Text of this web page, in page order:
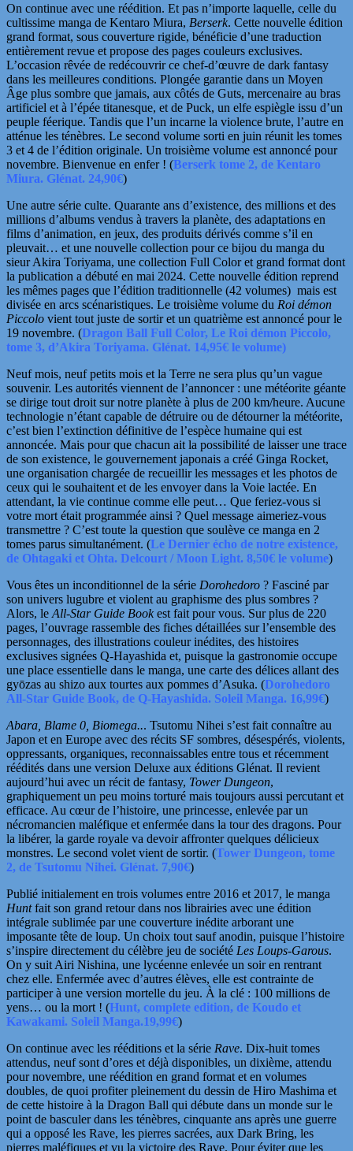
On continue avec une réédition. Et pas n’importe laquelle, celle du
cultissime manga de Kentaro Miura, Berserk. Cette nouvelle édition
grand format, sous couverture rigide, bénéficie d’une traduction
entièrement revue et propose des pages couleurs exclusives.
L’occasion rêvée de redécouvrir ce chef-d’œuvre de dark fantasy
dans les meilleures conditions. Plongée garantie dans un Moyen
Âge plus sombre que jamais, aux côtés de Guts, mercenaire au bras
artificiel et à l’épée titanesque, et de Puck, un elfe espiègle issu d’un
peuple féerique. Tandis que l’un incarne la violence brute, l’autre en
atténue les ténèbres. Le second volume sorti en juin réunit les tomes
3 et 4 de l’édition originale. Un troisième volume est annoncé pour
novembre. Bienvenue en enfer ! (Berserk tome 2, de Kentaro
Miura. Glénat. 24,90€)
Une autre série culte. Quarante ans d’existence, des millions et des
millions d’albums vendus à travers la planète, des adaptations en
films d’animation, en jeux, des produits dérivés comme s’il en
pleuvait… et une nouvelle collection pour ce bijou du manga du
sieur Akira Toriyama, une collection Full Color et grand format dont
la publication a débuté en mai 2024. Cette nouvelle édition reprend
les mêmes pages que l’édition traditionnelle (42 volumes) mais est
divisée en arcs scénaristiques. Le troisième volume du Roi démon
Piccolo vient tout juste de sortir et un quatrième est annoncé pour le
19 novembre. (Dragon Ball Full Color, Le Roi démon Piccolo,
tome 3, d’Akira Toriyama. Glénat. 14,95€ le volume)
Neuf mois, neuf petits mois et la Terre ne sera plus qu’un vague
souvenir. Les autorités viennent de l’annoncer : une météorite géante
se dirige tout droit sur notre planète à plus de 200 km/heure. Aucune
technologie n’étant capable de détruire ou de détourner la météorite,
c’est bien l’extinction définitive de l’espèce humaine qui est
annoncée. Mais pour que chacun ait la possibilité de laisserune trace
de son existence, le gouvernement japonais a créé Ginga Rocket,
une organisation chargée de recueillir les messages et les photos de
ceux qui le souhaitent et de les envoyer dans la Voie lactée. En
attendant, la vie continue comme elle peut… Que feriez-vous si
votre mort était programmée ainsi ? Quel message aimeriez-vous
transmettre ? C’est toute la question que soulève ce manga en 2
tomes parus simultanément. (Le Dernier écho de notre existence,
de Ohtagaki et Ohta. Delcourt / Moon Light. 8,50€ le volume)
Vous êtes un inconditionnel de la série Dorohedoro ? Fasciné par
son univers lugubre et violent au graphisme des plus sombres ?
Alors, le All-Star Guide Bookest fait pour vous. Sur plus de 220
pages, l’ouvrage rassemble des fiches détaillées sur l’ensemble des
personnages, des illustrations couleur inédites, des histoires
exclusives signées Q-Hayashida et, puisque la gastronomie occupe
une place essentielle dans le manga, une carte des délices allant des
gyōzas au shizo aux tourtes aux pommes d’Asuka. (Dorohedoro
All-Star Guide Book, de Q-Hayashida. Soleil Manga. 16,99€)
Abara, Blame 0, Biomega... Tsutomu Nihei s’est fait connaître au
Japon et en Europe avec des récits SF sombres, désespérés, violents,
oppressants, organiques, reconnaissables entre tous et récemment
réédités dans une version Deluxe aux éditions Glénat. Il revient
aujourd’hui avec un récit de fantasy, Tower Dungeon,
graphiquement un peu moins torturé mais toujours aussi percutant et
efficace. Au cœurde l’histoire, une princesse, enlevée par un
nécromancien maléfique et enfermée dans la tour des dragons. Pour
la libérer, la garde royale va devoir affronter quelques délicieux
monstres. Le second volet vient de sortir. (Tower Dungeon, tome
2, de Tsutomu Nihei. Glénat. 7,90€)
Publié initialement en trois volumes entre 2016 et 2017, le manga
Huntfait son grand retour dans nos librairies avec une édition
intégrale sublimée par une couverture inédite arborant une
imposante tête de loup. Un choix tout sauf anodin, puisque l’histoire
s’inspire directement du célèbre jeu de société Les Loups-Garous.
On y suit Airi Nishina, une lycéenne enlevée un soir en rentrant
chez elle. Enfermée avec d’autres élèves, elle est contrainte de
participer à une version mortelle du jeu. À la clé : 100 millions de
yens… ou la mort ! (Hunt, complete edition, de Koudo et
Kawakami. Soleil Manga.19,99€)
On continue avec les rééditions et la série Rave. Dix-huit tomes
attendus, neuf sont d’ores et déjà disponibles, un dixième, attendu
pour novembre, une réédition en grand format et en volumes
doubles, de quoi profiter pleinement du dessin de Hiro Mashima et
de cette histoire à la Dragon Ball qui débute dans un monde sur le
point de basculer dans les ténèbres, cinquante ans après une guerre
qui a opposé les Rave, les pierres sacrées, aux Dark Bring, les
pierres maléfiques et vu la victoire des Rave. Pour éviter que les